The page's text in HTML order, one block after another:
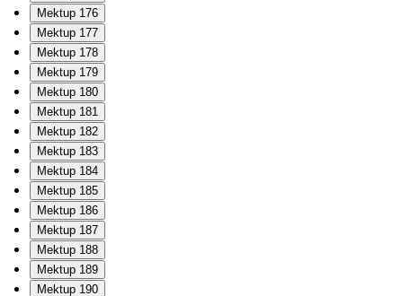
Mektup 176
Mektup 177
Mektup 178
Mektup 179
Mektup 180
Mektup 181
Mektup 182
Mektup 183
Mektup 184
Mektup 185
Mektup 186
Mektup 187
Mektup 188
Mektup 189
Mektup 190